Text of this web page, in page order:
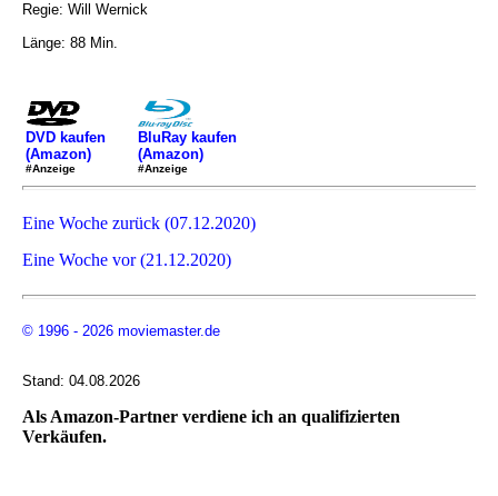
Regie: Will Wernick
Länge: 88 Min.
DVD kaufen
(Amazon)
#Anzeige
BluRay kaufen
(Amazon)
#Anzeige
Eine Woche zurück (07.12.2020)
Eine Woche vor (21.12.2020)
© 1996 - 2026 moviemaster.de
Stand: 04.08.2026
Als Amazon-Partner verdiene ich an qualifizierten
Verkäufen.